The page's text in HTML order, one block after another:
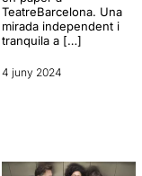
TeatreBarcelona. Una
mirada independent i
tranquila a […]
4 juny 2024